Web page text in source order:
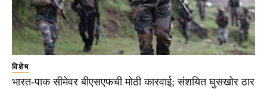
विशेष
भारत-पाक सीमेवर बीएसएफची मोठी कारवाई; संशयित घुसखोर ठार